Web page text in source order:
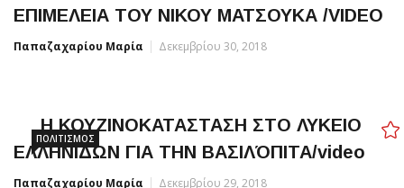
ΕΠΙΜΕΛΕΙΑ ΤΟΥ ΝΙΚΟΥ ΜΑΤΣΟΥΚΑ /VIDEO
Παπαζαχαρίου Μαρία Δεκεμβρίου 30, 2018
ΠΟΛΙΤΙΣΜΌΣ
Η ΚΟΥΖΙΝΟΚΑΤΑΣΤΑΣΗ ΣΤΟ ΛΥΚΕΙΟ
ΕΛΛΗΝΙΔΩΝ ΓΙΑ ΤΗΝ ΒΑΣΙΛΌΠΙΤΑ/video
Παπαζαχαρίου Μαρία Δεκεμβρίου 29, 2018